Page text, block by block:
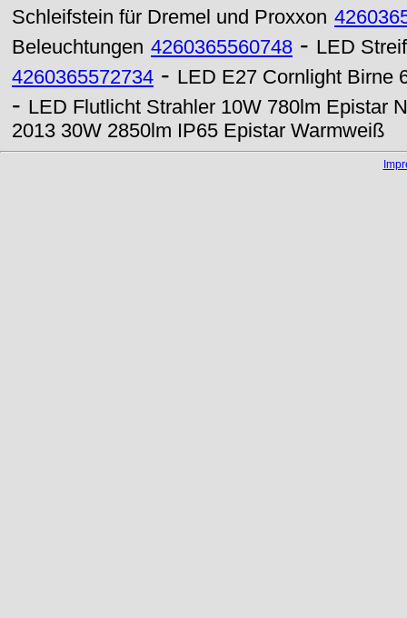
Schleifstein für Dremel und Proxxon
Beleuchtungen 4260365560748 - LED
4260365572734 - LED E27 Cornlight Birne
- LED Flutlicht Strahler 10W 780lm Epistar
2013 30W 2850lm IP65 Epistar Warmweiß